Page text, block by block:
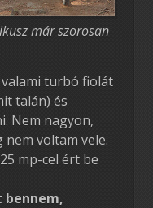
már szorosan
turbó fiolát
talán) és
Nem nagyon,
nem voltam vele.
mp-cel ért be